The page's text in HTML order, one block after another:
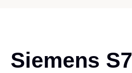
Siemens S7